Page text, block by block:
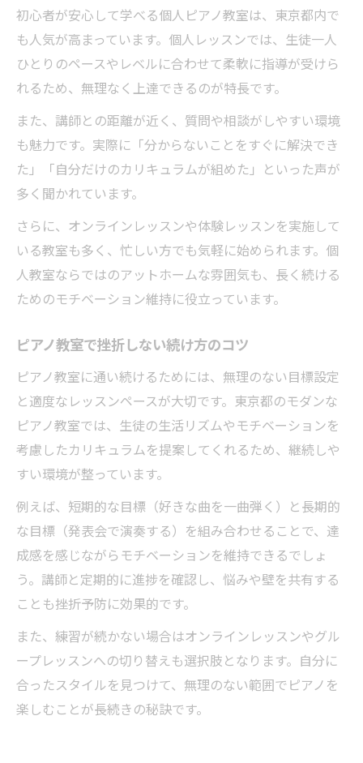
初心者が安心して学べる個人ピアノ教室は、東京都内で
も人気が高まっています。個人レッスンでは、生徒一人
ひとりのペースやレベルに合わせて柔軟に指導が受けら
れるため、無理なく上達できるのが特長です。
また、講師との距離が近く、質問や相談がしやすい環境
も魅力です。実際に「分からないことをすぐに解決でき
た」「自分だけのカリキュラムが組めた」といった声が
多く聞かれています。
さらに、オンラインレッスンや体験レッスンを実施して
いる教室も多く、忙しい方でも気軽に始められます。個
人教室ならではのアットホームな雰囲気も、長く続ける
ためのモチベーション維持に役立っています。
ピアノ教室で挫折しない続け方のコツ
ピアノ教室に通い続けるためには、無理のない目標設定
と適度なレッスンペースが大切です。東京都のモダンな
ピアノ教室では、生徒の生活リズムやモチベーションを
考慮したカリキュラムを提案してくれるため、継続しや
すい環境が整っています。
例えば、短期的な目標（好きな曲を一曲弾く）と長期的
な目標（発表会で演奏する）を組み合わせることで、達
成感を感じながらモチベーションを維持できるでしょ
う。講師と定期的に進捗を確認し、悩みや壁を共有する
ことも挫折予防に効果的です。
また、練習が続かない場合はオンラインレッスンやグル
ープレッスンへの切り替えも選択肢となります。自分に
合ったスタイルを見つけて、無理のない範囲でピアノを
楽しむことが長続きの秘訣です。